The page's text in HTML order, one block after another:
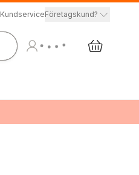
KundserviceFöretagskund?